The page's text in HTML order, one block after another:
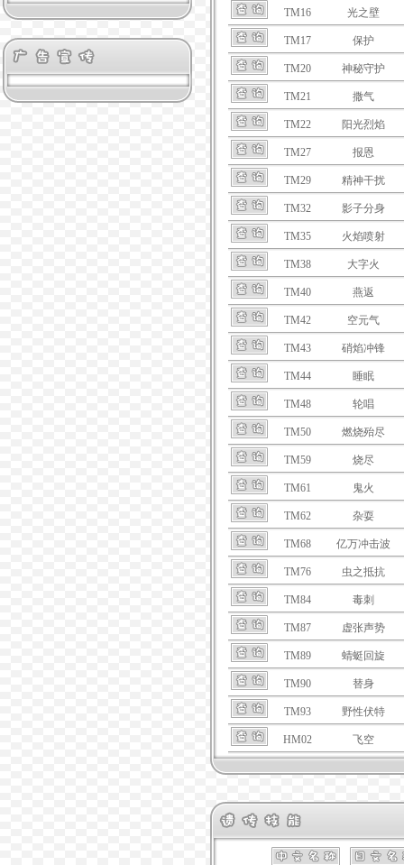
TM16 光之壁
TM17 保护
TM20 神秘守护
TM21 撒气
TM22 阳光烈焰
TM27 报恩
TM29 精神干扰
TM32 影子分身
TM35 火焰喷射
TM38 大字火
TM40 燕返
TM42 空元气
TM43 硝焰冲锋
TM44 睡眠
TM48 轮唱
TM50 燃烧殆尽
TM59 烧尽
TM61 鬼火
TM62 杂耍
TM68 亿万冲击波
TM76 虫之抵抗
TM84 毒刺
TM87 虚张声势
TM89 蜻蜓回旋
TM90 替身
TM93 野性伏特
HM02 飞空